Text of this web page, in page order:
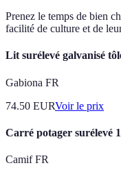
Prenez le temps de bien
facilité de culture et de
Lit surélevé galvanisé
Gabiona FR
74.50 EURVoir le prix
Carré potager surélevé
Camif FR